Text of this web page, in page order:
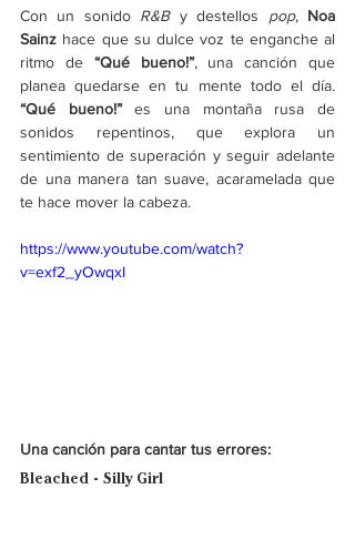
Con un sonido R&B y destellos pop, Noa
Sainz hace que su dulce voz te enganche al
ritmo de “Qué bueno!”, una canción que
“Qué bueno!” es una montaña rusa de
sonidos repentinos, que explora un
sentimiento de superación y seguir adelante
de una manera tan suave, acaramelada que
te hace mover la cabeza.
https://www.youtube.com/watch?
v=exf2_yOwqxI
Una canción para cantar tus errores:
Bleached - Silly Girl